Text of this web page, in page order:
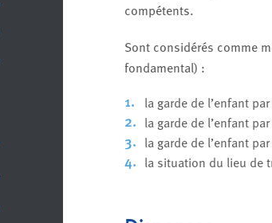
compétents.
Sont considérés comme
fondamental) :
la garde de l’enfant
la garde de l’enfant
la garde de l’enfant
la situation du lieu de